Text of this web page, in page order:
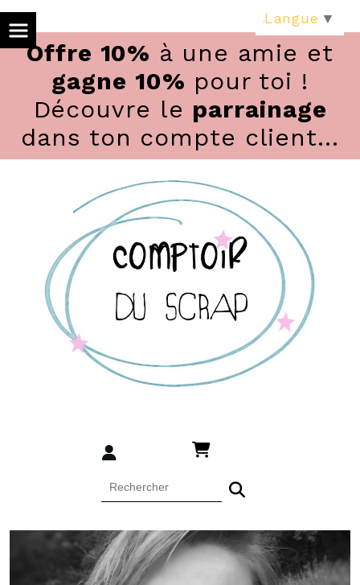
Offre 10% à une amie et
gagne 10% pour toi !
Découvre le parrainage
dans ton compte client...
Langue ▼